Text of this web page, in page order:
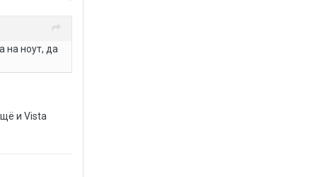
на ноут, да
и Vista